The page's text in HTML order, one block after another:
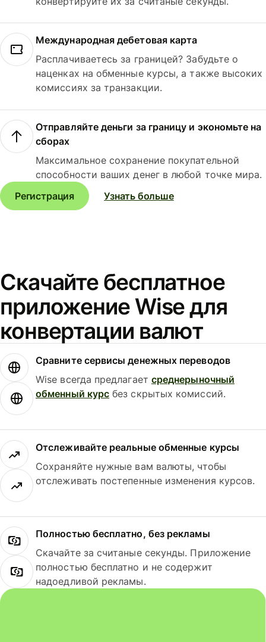
Международная дебетовая карта
Расплачиваетесь за границей? Забудьте о
наценках на обменные курсы, а также высоких
комиссиях за транзакции.
Отправляйте деньги за границу и экономьте на
сборах
Максимальное сохранение покупательной
способности ваших денег в любой точке мира.
Регистрация
Узнать больше
Скачайте бесплатное
приложение Wise для
конвертации валют
Сравните сервисы денежных переводов
Wise всегда предлагает среднерыночный
обменный курс без скрытых комиссий.
Отслеживайте реальные обменные курсы
Сохраняйте нужные вам валюты, чтобы
отслеживать постепенные изменения курсов.
Полностью бесплатно, без рекламы
Скачайте за считаные секунды. Приложение
полностью бесплатно и не содержит
надоедливой рекламы.